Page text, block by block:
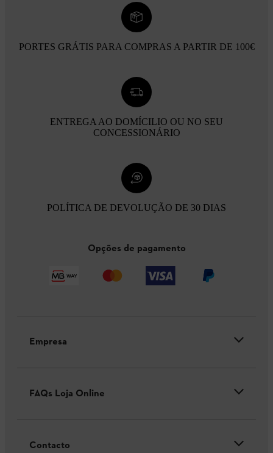
PORTES GRÁTIS PARA COMPRAS A PARTIR DE 100€
ENTREGA AO DOMÍCILIO OU NO SEU
CONCESSIONÁRIO
POLÍTICA DE DEVOLUÇÃO DE 30 DIAS
Opções de pagamento
Empresa
FAQs Loja Online
Contacto